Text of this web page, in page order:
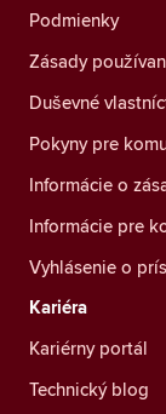
Podmienky
Zásady
Duševné
Pokyny pre
Informácie o
Informácie pre
Vyhlásenie o
Kariéra
Kariérny portál
Technický blog